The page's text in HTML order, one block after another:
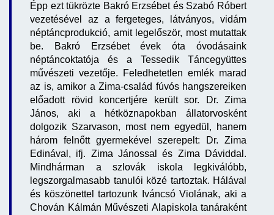
Épp ezt tükrözte Bakró Erzsébet és Szabó Róbert
vezetésével az a fergeteges, látványos, vidám
néptáncprodukció, amit legelőször, most mutattak
be. Bakró Erzsébet évek óta óvodásaink
néptáncoktatója és a Tessedik Táncegyüttes
művészeti vezetője. Feledhetetlen emlék marad
az is, amikor a Zima-család fúvós hangszereiken
előadott rövid koncertjére került sor. Dr. Zima
János, aki a hétköznapokban állatorvosként
dolgozik Szarvason, most nem egyedül, hanem
három felnőtt gyermekével szerepelt: Dr. Zima
Edinával, ifj. Zima Jánossal és Zima Dáviddal.
Mindhárman a szlovák iskola legkiválóbb,
legszorgalmasabb tanulói közé tartoztak. Hálával
és köszönettel tartozunk Iváncsó Violának, aki a
Chován Kálmán Művészeti Alapiskola tanáraként